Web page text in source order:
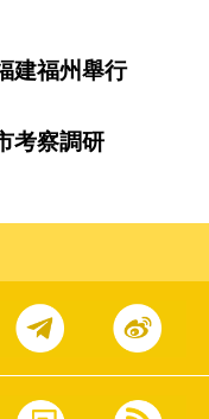
建福州舉行
考察調研